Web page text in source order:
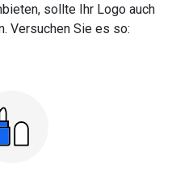
sollte Ihr Logo auch
Versuchen Sie es so: